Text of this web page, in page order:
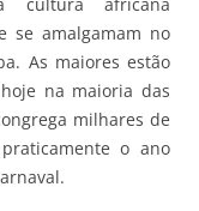
se amalgamam no
As maiores estão
na maioria das
milhares de
o ano